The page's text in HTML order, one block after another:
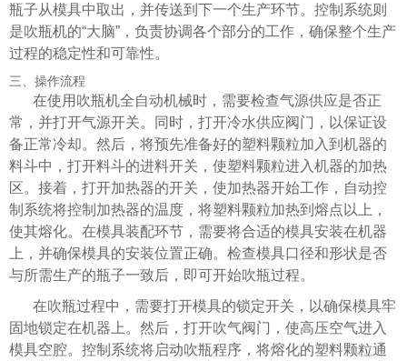
瓶子从模具中取出，并传送到下一个生产环节。控制系统则
是吹瓶机的“大脑”，负责协调各个部分的工作，确保整个生产
过程的稳定性和可靠性。
三、操作流程
在使用吹瓶机全自动机械时，需要检查气源供应是否正
常，并打开气源开关。同时，打开冷水供应阀门，以保证设
备正常冷却。然后，将预先准备好的塑料颗粒加入到机器的
料斗中，打开料斗的进料开关，使塑料颗粒进入机器的加热
区。接着，打开加热器的开关，使加热器开始工作，自动控
制系统将控制加热器的温度，将塑料颗粒加热到熔点以上，
使其熔化。在模具装配环节，需要将合适的模具安装在机器
上，并确保模具的安装位置正确。检查模具口径和形状是否
与所需生产的瓶子一致后，即可开始吹瓶过程。
在吹瓶过程中，需要打开模具的锁定开关，以确保模具牢
固地锁定在机器上。然后，打开吹气阀门，使高压空气进入
模具空腔。控制系统将启动吹瓶程序，将熔化的塑料颗粒通